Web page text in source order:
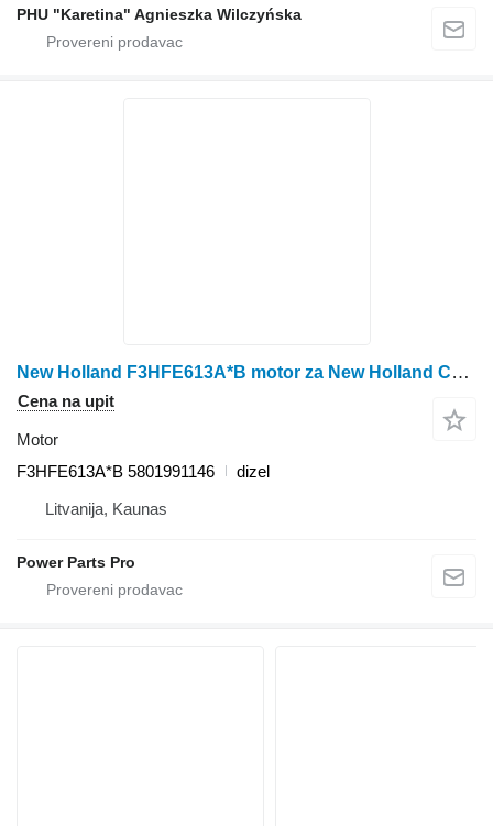
PHU "Karetina" Agnieszka Wilczyńska
New Holland F3HFE613A*B motor za New Holland CR9.80 kombajna za žito
Cena na upit
Motor
F3HFE613A*B 5801991146
dizel
Litvanija, Kaunas
Power Parts Pro